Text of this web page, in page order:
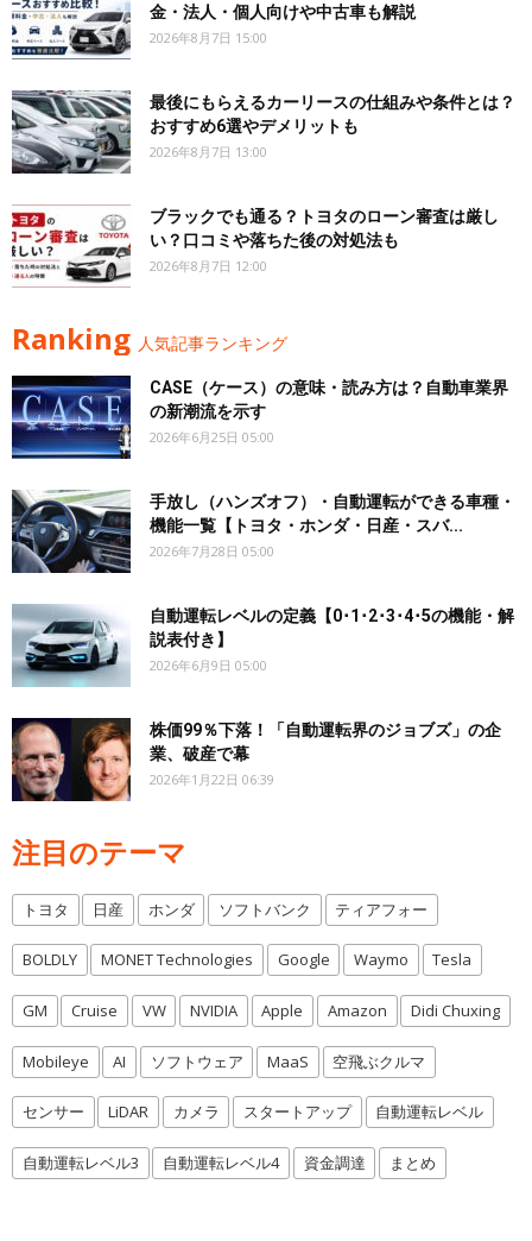
金・法人・個人向けや中古車も解説
2026年8月7日 15:00
最後にもらえるカーリースの仕組みや条件とは？
おすすめ6選やデメリットも
2026年8月7日 13:00
ブラックでも通る？トヨタのローン審査は厳し
い？口コミや落ちた後の対処法も
2026年8月7日 12:00
Ranking 人気記事ランキング
CASE（ケース）の意味・読み方は？自動車業界
の新潮流を示す
2026年6月25日 05:00
手放し（ハンズオフ）・自動運転ができる車種・
機能一覧【トヨタ・ホンダ・日産・スバ...
2026年7月28日 05:00
自動運転レベルの定義【0･1･2･3･4･5の機能・解
説表付き】
2026年6月9日 05:00
株価99％下落！「自動運転界のジョブズ」の企
業、破産で幕
2026年1月22日 06:39
注目のテーマ
トヨタ 日産 ホンダ ソフトバンク ティアフォー
BOLDLY MONET Technologies Google Waymo Tesla
GM Cruise VW NVIDIA Apple Amazon Didi Chuxing
Mobileye AI ソフトウェア MaaS 空飛ぶクルマ
センサー LiDAR カメラ スタートアップ 自動運転レベル
自動運転レベル3 自動運転レベル4 資金調達 まとめ